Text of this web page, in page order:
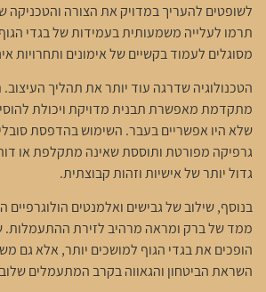
לשופטים להעריך במדויק את הצורה והטכניקה
תרמו לעלייה משמעותית בעמידות של בגדי
מסוגלים לעמוד בקשיים של אימונים ותחרויות
הטכנולוגיה שדרגה עוד יותר את תהליך
מתקדמת מאפשרת תבנית מדויקת ויכולת
שלא היו אפשריים בעבר. השימוש בהדפסת
גרפיקה מפורטת ותוססת שאינה מתקלפת או
גדול יותר של אישיות וזהות קבוצתית.
בנוסף, שילוב של גבישים ואלמנטים הולוגרפיים
ממד של ברק ומראה מרהיב לזירת ההתעמלות.
הופכים את בגדי הגוף למושכים יותר, אלא גם
השראת הביטחון והגאווה בקרב המתעמלים